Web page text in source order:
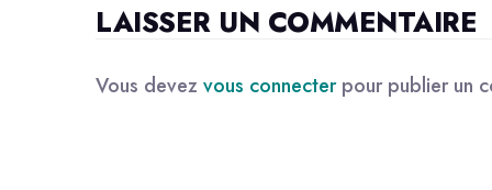
LAISSER UN COMMENTAIRE
Vous devez vous connecterpour publier un